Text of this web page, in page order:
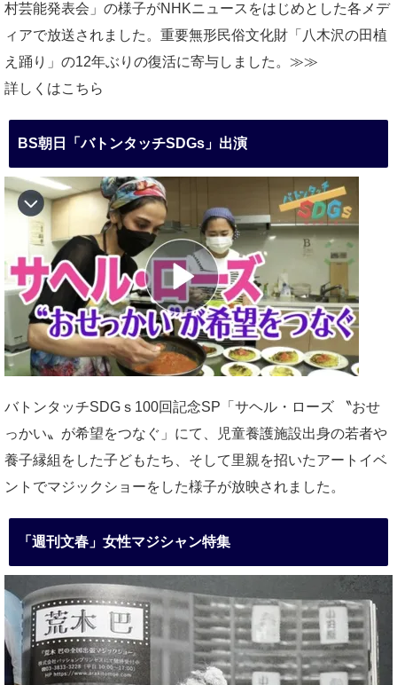
村芸能発表会」の様子がNHKニュースをはじめとした各メデ
ィアで放送されました。重要無形民俗文化財「八木沢の田植
え踊り」の12年ぶりの復活に寄与しました。≫≫
詳しくはこちら
BS朝日「バトンタッチSDGs」出演
バトンタッチSDGｓ100回記念SP「サヘル・ローズ 〝おせ
っかい〟が希望をつなぐ」にて、児童養護施設出身の若者や
養子縁組をした子どもたち、そして里親を招いたアートイベ
ントでマジックショーをした様子が放映されました。
「週刊文春」女性マジシャン特集